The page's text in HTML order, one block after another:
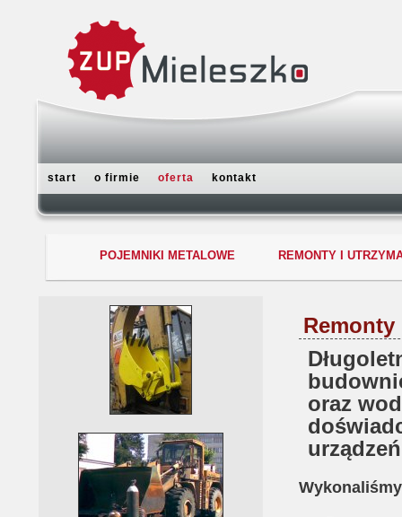
start o firmie oferta kontakt
POJEMNIKI METALOWE REMONTY I
Remonty
oraz